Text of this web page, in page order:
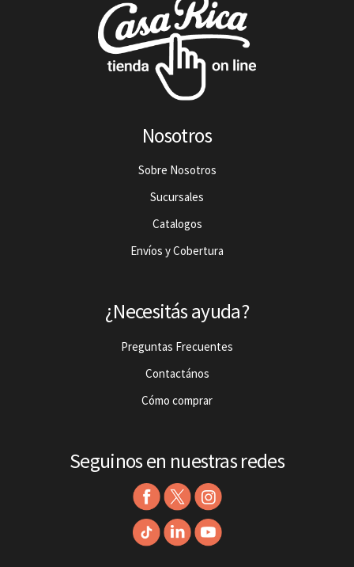
Nosotros
Sobre Nosotros
Sucursales
Catalogos
Envíos y Cobertura
¿Necesitás ayuda?
Preguntas Frecuentes
Contactános
Cómo comprar
Seguinos en nuestras redes